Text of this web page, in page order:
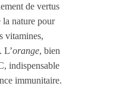
de vertus
la nature pour
vitamines,
L’orange, bien
indispensable
immunitaire.